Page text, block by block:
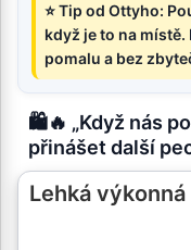
⭐ Tip od Ottyho:
když je to na
pomalu a bez
🛍️🔥 „Když nás
přinášet další
Lehká výkonná